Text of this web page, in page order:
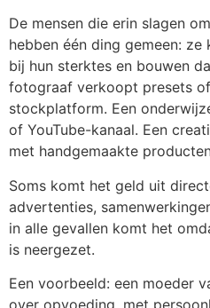
De mensen die erin slagen
hebben één ding gemeen:
bij hun sterktes en bouwen
fotograaf verkoopt presets of
stockplatform. Een
of YouTube-kanaal. Een
met handgemaakte
Soms komt het geld uit
advertenties,
in alle gevallen komt het
is neergezet.
Een voorbeeld: een moeder